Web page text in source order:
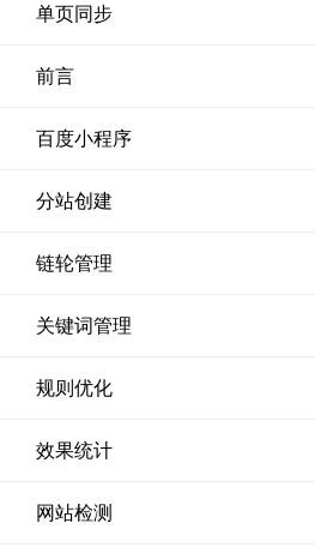
单页同步
前言
百度小程序
分站创建
链轮管理
关键词管理
规则优化
效果统计
网站检测